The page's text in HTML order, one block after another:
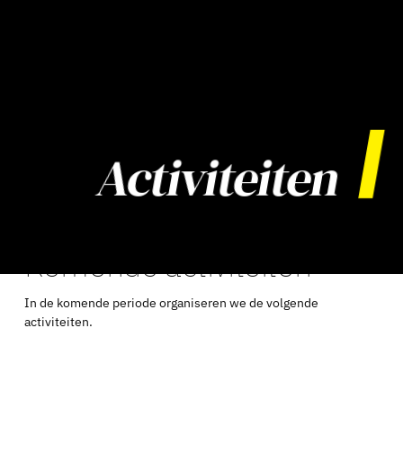
Activiteiten
Komende activiteiten
In de komende periode organiseren we de volgende
activiteiten.